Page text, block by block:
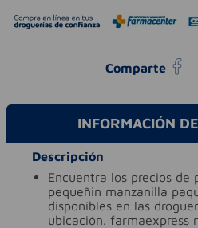
Comparte
INFORMACIÓN
Descripción
encuentra los precios de pañitos húmedos
pequeñin manzanilla
disponibles en las
ubicación. farmaexpress